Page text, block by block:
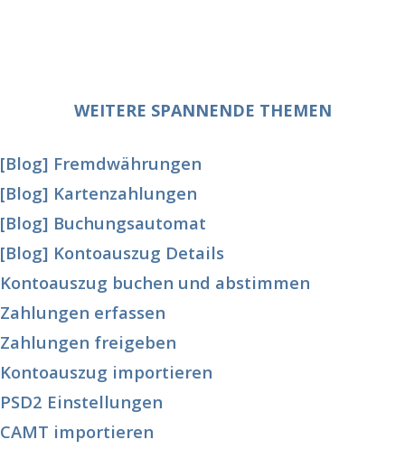
WEITERE SPANNENDE THEMEN
[Blog] Fremdwährungen
[Blog] Kartenzahlungen
[Blog] Buchungsautomat
[Blog] Kontoauszug Details
Kontoauszug buchen und abstimmen
Zahlungen erfassen
Zahlungen freigeben
Kontoauszug importieren
PSD2 Einstellungen
CAMT importieren